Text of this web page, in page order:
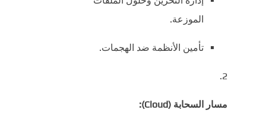
الموزعة.
تأمين الأنظمة ضد الهجمات.
مسار السحابة (Cloud):